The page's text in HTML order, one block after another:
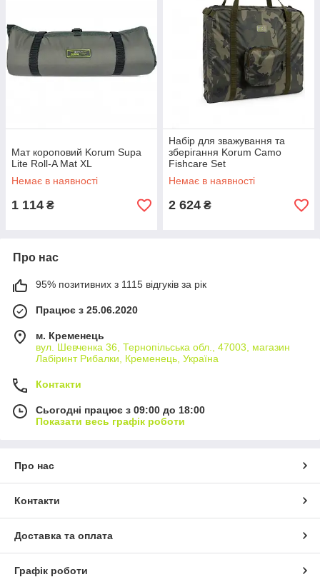
Мат короповий Korum Supa
Lite Roll-A Mat XL
Немає в наявності
1 114 ₴
Набір для зважування та
зберігання Korum Camo
Fishcare Set
Немає в наявності
2 624 ₴
Про нас
95% позитивних з 1115 відгуків за рік
Працює з 25.06.2020
м. Кременець
вул. Шевченка 36, Тернопільська обл., 47003, магазин
Лабіринт Рибалки, Кременець, Україна
Контакти
Сьогодні працює з 09:00 до 18:00
Показати весь графік роботи
Про нас
Контакти
Доставка та оплата
Графік роботи